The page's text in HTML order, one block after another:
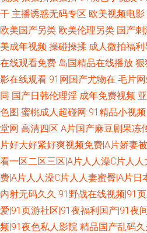
干 主播诱惑无码专区 欧美视频电影
欧美国产另类 欧美伦理另类 国产刺
美成年视频 操碰操揉 成人微拍福利
在线观看免费 岛国精品在线播放 狠
影在线观看 91网国产尤物在 毛片
同 国产日韩伦理淫 成年免费视频
色图 蜜桃成人超碰网 91精品小视频
堂网 高清四区 A片国产麻豆剧果冻
片好大好紧好爽视频免费|A片娇妻
看一区二区三区|A片人人澡C片人
费|A片人人澡C片人人妻蜜臀|A片
内射无码久久 91野战在线视频|91
爱|91页游社区|91夜福利国产|91夜
频|91夜色私人影院 精品国产乱码